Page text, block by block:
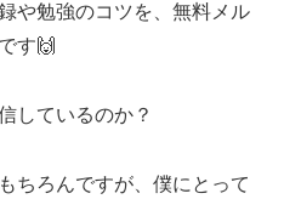
や勉強のコツを、無料メル
す🙌
しているのか？
ちろんですが、僕にとって